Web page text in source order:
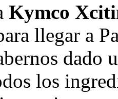
Kymco
llegar a
dado
los